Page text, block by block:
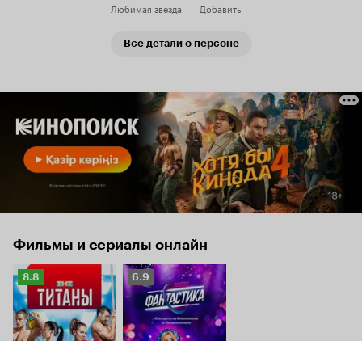
Любимая звезда Добавить
Все детали о персоне
Фильмы и сериалы онлайн
Рейтинг
Кинопоиска
8.8
8.8
Рейтинг
Кинопоиска
6.9
6.9